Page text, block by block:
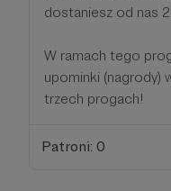
dostaniesz od nas
W ramach tego
upominki (nagrody)
trzech progach!
Patroni: 0